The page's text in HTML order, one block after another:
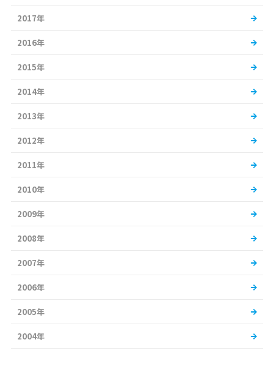
2017年
2016年
2015年
2014年
2013年
2012年
2011年
2010年
2009年
2008年
2007年
2006年
2005年
2004年